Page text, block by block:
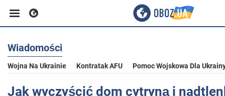
Biznes
Sport
Wiadomości
Wojna Na Ukrainie Kontratak AFU Pomoc Wojskowa Dla
Jak wyczyścić dom cytryną i